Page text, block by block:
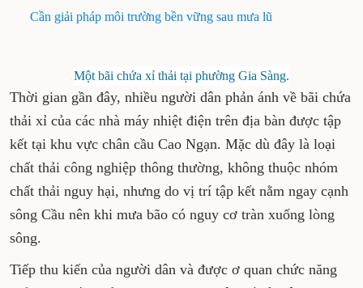
Cần giải pháp môi trường bền vững sau mưa lũ
Một bãi chứa xỉ thải tại phường Gia Sàng.
Thời gian gần đây, nhiều người dân phản ánh về bãi chứa
thải xỉ của các nhà máy nhiệt điện trên địa bàn được tập
kết tại khu vực chân cầu Cao Ngạn. Mặc dù đây là loại
chất thải công nghiệp thông thường, không thuộc nhóm
chất thải nguy hại, nhưng do vị trí tập kết nằm ngay cạnh
sông Cầu nên khi mưa bão có nguy cơ tràn xuống lòng
sông.
Tiếp thu kiến của người dân và được ơ quan chức năng